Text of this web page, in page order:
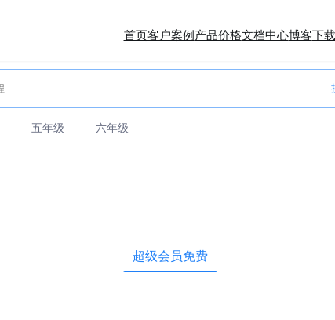
首页客户案例产品价格文档中心博客下载
五年级 六年级
超级会员免费